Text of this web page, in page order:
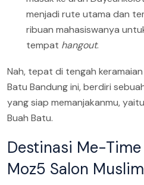
menjadi rute utama dan
ribuan mahasiswanya
tempat hangout.
Nah, tepat di tengah
Batu Bandung ini, berdiri
yang siap memanjakanmu,
Buah Batu.
Destinasi Me-
Moz5 Salon